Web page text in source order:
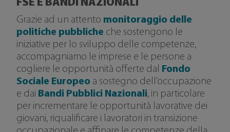
FSE E BANDI NAZIONALI
Grazie ad un attento monitoraggio delle
politiche pubbliche che sostengono le
iniziative per lo sviluppo delle competenze,
accompagniamo le imprese e le persone a
cogliere le opportunità offerte dal
Fondo
Sociale Europeo a sostegno dell’occupazione
e dai Bandi Pubblici Nazionali, in particolare
per incrementare le opportunità lavorative dei
giovani, riqualificare i lavoratori in transizione